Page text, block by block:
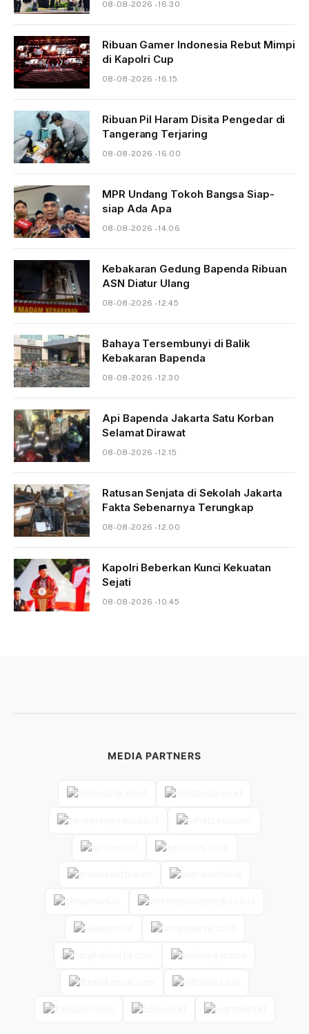
08-08-2026 - 16.30
Ribuan Gamer Indonesia Rebut Mimpi
di Kapolri Cup
08-08-2026 - 16.15
Ribuan Pil Haram Disita Pengedar di
Tangerang Terjaring
08-08-2026 - 16.00
MPR Undang Tokoh Bangsa Siap-
siap Ada Apa
08-08-2026 - 14.06
Kebakaran Gedung Bapenda Ribuan
ASN Diatur Ulang
08-08-2026 - 12.45
Bahaya Tersembunyi di Balik
Kebakaran Bapenda
08-08-2026 - 12.30
Api Bapenda Jakarta Satu Korban
Selamat Dirawat
08-08-2026 - 12.15
Ratusan Senjata di Sekolah Jakarta
Fakta Sebenarnya Terungkap
08-08-2026 - 12.00
Kapolri Beberkan Kunci Kekuatan
Sejati
08-08-2026 - 10.45
MEDIA PARTNERS